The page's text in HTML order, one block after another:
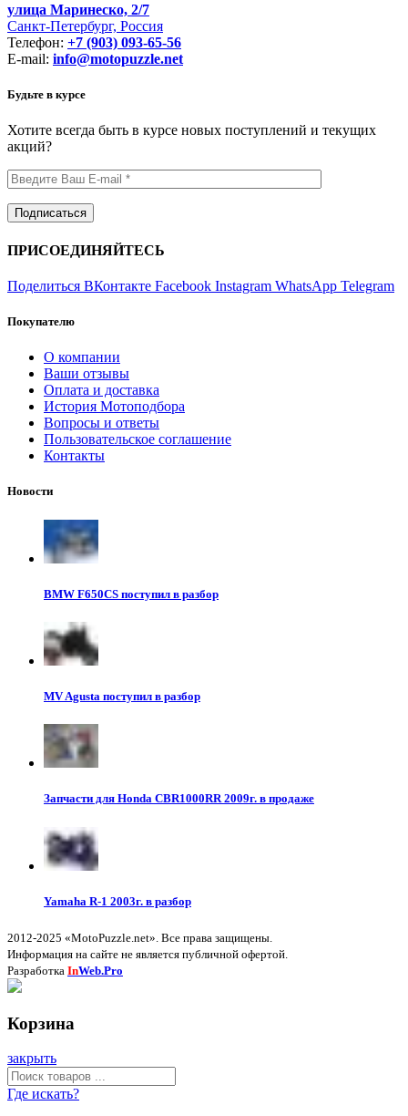
улица Маринеско, 2/7
Санкт-Петербург, Россия
Телефон: +7 (903) 093-65-56
E-mail: info@motopuzzle.net
Будьте в курсе
Хотите всегда быть в курсе новых поступлений и текущих
акций?
ПРИСОЕДИНЯЙТЕСЬ
Поделиться ВКонтакте Facebook Instagram WhatsApp Telegram
Покупателю
О компании
Ваши отзывы
Оплата и доставка
История Мотоподбора
Вопросы и ответы
Пользовательское соглашение
Контакты
Новости
BMW F650CS поступил в разбор
MV Agusta поступил в разбор
Запчасти для Honda CBR1000RR 2009г. в продаже
Yamaha R-1 2003г. в разбор
2012-2025 «MotoPuzzle.net». Все права защищены.
Информация на сайте не является публичной офертой.
Разработка InWeb.Pro
Корзина
закрыть
Где искать?